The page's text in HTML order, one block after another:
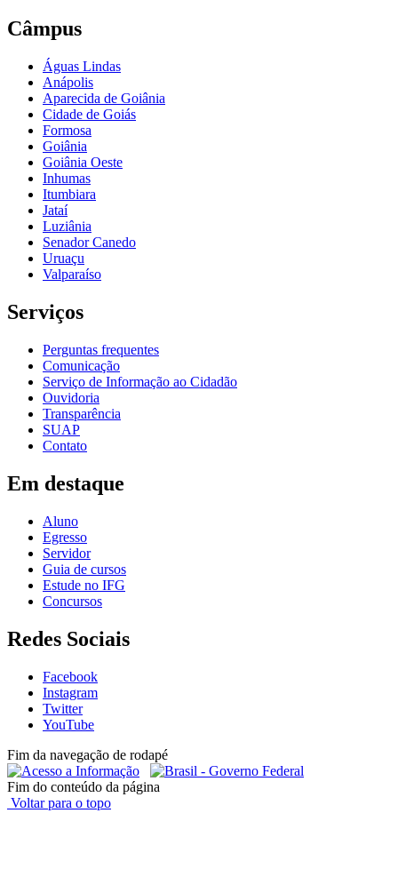
Câmpus
Águas Lindas
Anápolis
Aparecida de Goiânia
Cidade de Goiás
Formosa
Goiânia
Goiânia Oeste
Inhumas
Itumbiara
Jataí
Luziânia
Senador Canedo
Uruaçu
Valparaíso
Serviços
Perguntas frequentes
Comunicação
Serviço de Informação ao Cidadão
Ouvidoria
Transparência
SUAP
Contato
Em destaque
Aluno
Egresso
Servidor
Guia de cursos
Estude no IFG
Concursos
Redes Sociais
Facebook
Instagram
Twitter
YouTube
Fim da navegação de rodapé
Fim do conteúdo da página
Voltar para o topo